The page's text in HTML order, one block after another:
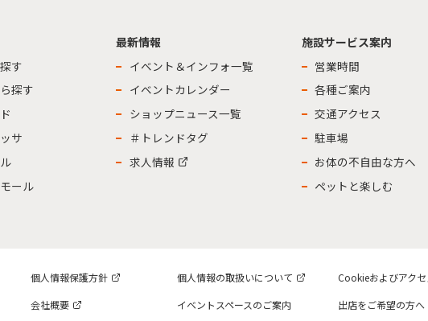
す
探す
サ
ール
最新情報
イベント＆インフォ一覧
イベントカレンダー
ショップニュース一覧
＃トレンドタグ
求人情報
施設サービス案内
営業時間
各種ご案内
交通アクセス
駐車場
お体の不自由な方へ
ペットと楽しむ
個人情報保護方針 個人情報の取扱いについて Cookieおよびアク
会社概要 イベントスペースのご案内 出店をご希望の方へ